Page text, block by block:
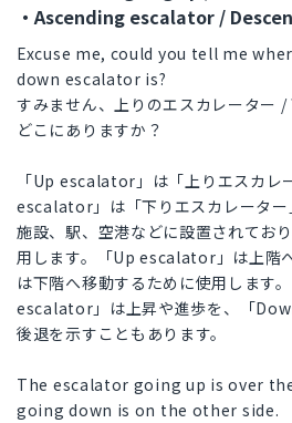
・Ascending escalator /
Excuse me, could you tell me
down escalator is?
すみません、上りのエスカレーター
どこにありますか？
「Up escalator」は「上りエスカレ
escalator」は「下りエスカレーター
施設、駅、空港などに設置されてお
用します。「Up escalator」は上階
は下階へ移動するために使用します
escalator」は上昇や進歩を、「
後退を示すこともあります。
The escalator going up is over
going down is on the other side.